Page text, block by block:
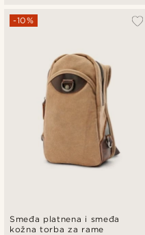
Smeđa platnena i smeđa
kožna torba za rame
-10%